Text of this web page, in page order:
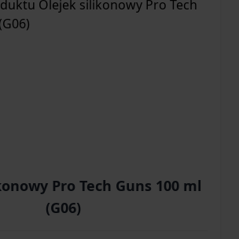
Pro Tech Guns 100 ml
(G06)